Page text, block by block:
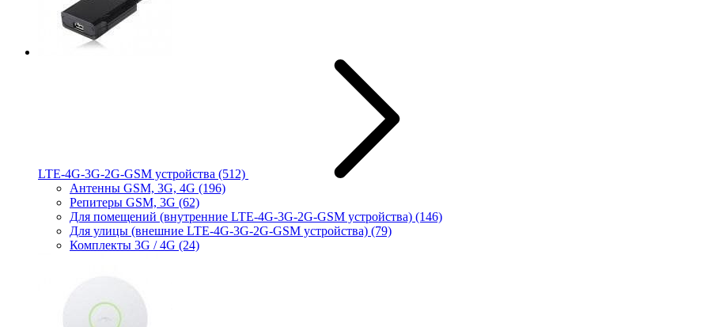
LTE-4G-3G-2G-GSM устройства (512)
Антенны GSM, 3G, 4G (196)
Репитеры GSM, 3G (62)
Для помещений (внутренние LTE-4G-3G-2G-GSM устройства) (146)
Для улицы (внешние LTE-4G-3G-2G-GSM устройства) (79)
Комплекты 3G / 4G (24)